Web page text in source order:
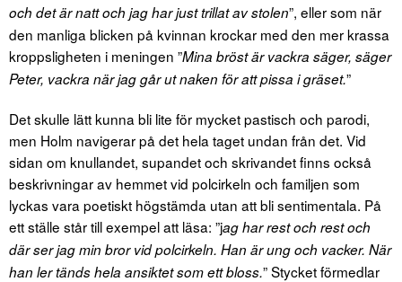
och det är natt och jag har just trillat av stolen”, eller som när
den manliga blicken på kvinnan krockar med den mer krassa
kroppsligheten i meningen ”Mina bröst är vackra säger, säger
Peter, vackra när jag går ut naken för att pissa i gräset.”
Det skulle lätt kunna bli lite för mycket pastisch och parodi,
men Holm navigerar på det hela taget undan från det. Vid
sidan om knullandet, supandet och skrivandet finns också
beskrivningar av hemmet vid polcirkeln och familjen som
lyckas vara poetiskt högstämda utan att bli sentimentala. På
ett ställe står till exempel att läsa: ”jag har rest och rest och
där ser jag min bror vid polcirkeln. Han är ung och vacker. När
han ler tänds hela ansiktet som ett bloss.” Stycket förmedlar